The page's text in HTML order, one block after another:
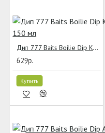
Дип 777 Baits Boilie Dip Клубника 150 мл
629р.
Купить